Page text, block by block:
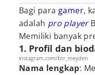
Bagi para gamer,
adalah pro player
Memiliki banyak
1. Profil dan
instagram.com/btr_meyden
Nama lengkap: